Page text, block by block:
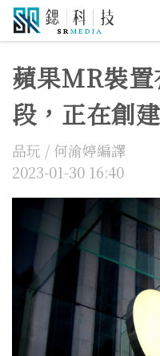
蘋果MR裝
段，正在創
品玩 / 何渝婷編譯
2023-01-30 16:40